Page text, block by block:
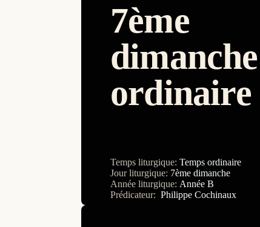
7ème
dimanche
ordinaire
Temps liturgique: Temps ordinaire
Jour liturgique: 7ème dimanche
Année liturgique: Année B
Prédicateur: Philippe Cochinaux